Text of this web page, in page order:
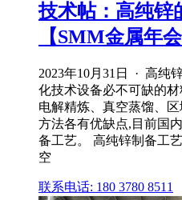
技术帖：高纯锌
【SMM金属年会
2023年10月31日 · 高纯
化技术设备必不可缺的
电解精炼、真空蒸馏、
方法各有优缺点,目前国
备工艺。 高纯锌制备工
空
联系电话: 180 3780 8511